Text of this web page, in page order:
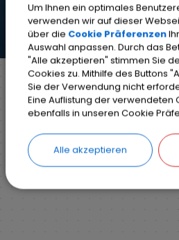
Markt Weisendorf
Organisationsstruktur
Um Ihnen ein optimales
verwenden wir auf dieser
über die Cookie Präferenzen
Auswahl anpassen. Durch das
"Alle akzeptieren" stimmen Sie
Cookies zu. Mithilfe des Buttons
Sie der Verwendung nicht
Eine Auflistung der verwendeten
ebenfalls in unseren Cookie
Alle akzeptieren